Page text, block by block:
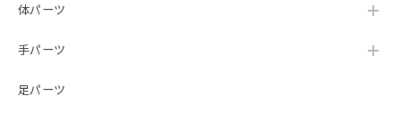
体パーツ
手パーツ
足パーツ